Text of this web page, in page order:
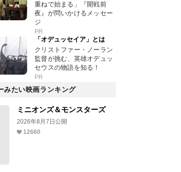
重ねで始まる」『開戦前
夜』が問いかけるメッセー
ジ
PR
「オデュッセイア」とは
クリストファー・ノーラン
監督が挑む、英雄オデュッ
セウスの物語を知る！
PR
みたい映画ランキング
ミニオンズ＆モンスターズ
2026年8月7日公開
12660